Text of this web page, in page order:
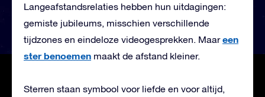
Langeafstandsrelaties hebben hun uitdagingen:
gemiste jubileums, misschien verschillende
tijdzones en eindeloze videogesprekken. Maareen
ster benoemen maakt de afstand kleiner.
Sterren staan symbool voor liefde en voor altijd,